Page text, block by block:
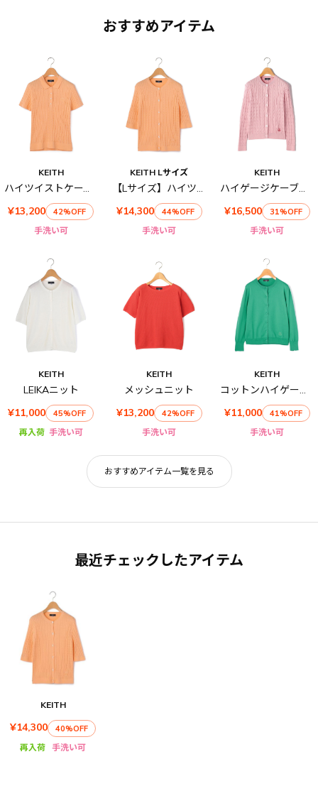
おすすめアイテム
KEITH
ハイツイストケーブルポロカラーニット
¥13,200
42%OFF
手洗い可
KEITH Lサイズ
【Lサイズ】ハイツイストケーブルカーディガン
¥14,300
44%OFF
手洗い可
KEITH
ハイゲージケーブルニットカーディガン
¥16,500
31%OFF
手洗い可
KEITH
LEIKAニット
¥11,000
45%OFF
再入荷 手洗い可
KEITH
メッシュニット
¥13,200
42%OFF
手洗い可
KEITH
コットンハイゲージニットカーディガン
¥11,000
41%OFF
手洗い可
おすすめアイテム一覧を見る
最近チェックしたアイテム
KEITH
¥14,300 40%OFF
再入荷 手洗い可